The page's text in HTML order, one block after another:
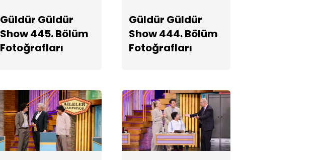
Fotoğrafları
Güldür Güldür
Fotoğrafları
Güldür Güldür
Show 437.
Bölüm
Güldür Güldür
Show 445. Bölüm
Fotoğrafları
Güldür Güldür
Show 444. Bölüm
Fotoğrafları